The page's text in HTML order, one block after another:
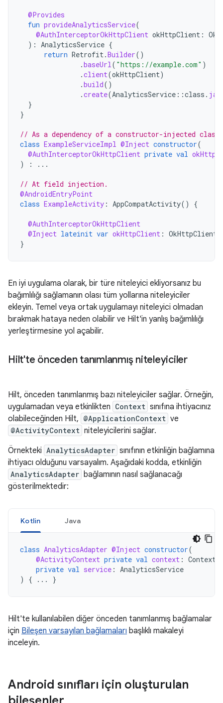
@Provides
fun provideAnalyticsService(
@AuthInterceptorOkHttpClient okHttpClient :
): AnalyticsService {
return Retrofit.Builder()
.baseUrl( "https://example.com" )
.client(okHttpClient)
.build()
.create(AnalyticsService ::class .
}
}
// As a dependency of a constructor-injected class.
class ExampleServiceImpl @Inject constructor(
@AuthInterceptorOkHttpClient private val
)
: ...
// At field injection.
@AndroidEntryPoint
class ExampleActivity : AppCompatActivity() {
@AuthInterceptorOkHttpClient
@Inject lateinit var okHttpClient : OkHttpClient
}
En iyi uygulama olarak, bir türe niteleyici ekliyorsanız bu
bağımlılığı sağlamanın olası tüm yollarına niteleyiciler
ekleyin. Temel veya ortak uygulamayı niteleyici olmadan
bırakmak hataya neden olabilir ve Hilt'in yanlış bağımlılığı
yerleştirmesine yol açabilir.
Hilt'te önceden tanımlanmış niteleyiciler
Hilt, önceden tanımlanmış bazı niteleyiciler sağlar. Örneğin,
uygulamadan veya etkinlikten Context sınıfına ihtiyacınız
olabileceğinden Hilt, @ApplicationContext ve
@ActivityContext niteleyicilerini sağlar.
Örnekteki AnalyticsAdapter sınıfının etkinliğin bağlamına
ihtiyacı olduğunu varsayalım. Aşağıdaki kodda, etkinliğin
AnalyticsAdapter bağlamının nasıl sağlanacağı
gösterilmektedir:
Kotlin Java
class AnalyticsAdapter @Inject constructor(
@ActivityContext private val context : Context
private val service : AnalyticsService
)
{ ... }
Hilt'te kullanılabilen diğer önceden tanımlanmış bağlamalar
için Bileşen varsayılan bağlamaları başlıklı makaleyi
inceleyin.
Android sınıfları için oluşturulan